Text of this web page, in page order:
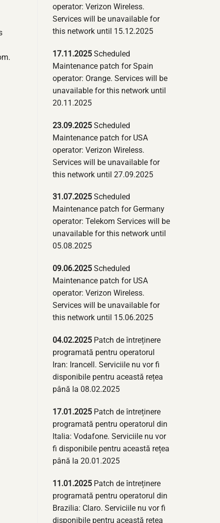
operator: Verizon Wireless.
Services will be unavailable for
this network until 15.12.2025
17.11.2025 Scheduled
Maintenance patch for Spain
operator: Orange. Services will be
unavailable for this network until
20.11.2025
23.09.2025 Scheduled
Maintenance patch for USA
operator: Verizon Wireless.
Services will be unavailable for
this network until 27.09.2025
31.07.2025 Scheduled
Maintenance patch for Germany
operator: Telekom Services will be
unavailable for this network until
05.08.2025
09.06.2025 Scheduled
Maintenance patch for USA
operator: Verizon Wireless.
Services will be unavailable for
this network until 15.06.2025
04.02.2025 Patch de întreținere
programată pentru operatorul
Iran: Irancell. Serviciile nu vor fi
disponibile pentru această rețea
până la 08.02.2025
17.01.2025 Patch de întreținere
programată pentru operatorul din
Italia: Vodafone. Serviciile nu vor
fi disponibile pentru această rețea
până la 20.01.2025
11.01.2025 Patch de întreținere
programată pentru operatorul din
Brazilia: Claro. Serviciile nu vor fi
disponibile pentru această rețea